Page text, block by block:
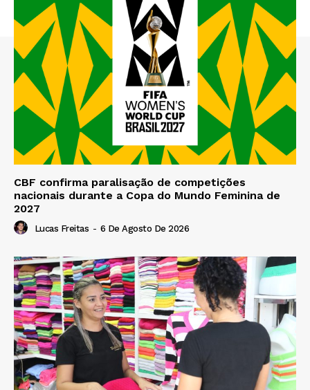
CBF confirma paralisação de competições
nacionais durante a Copa do Mundo Feminina de
2027
Lucas Freitas - 6 De Agosto De 2026